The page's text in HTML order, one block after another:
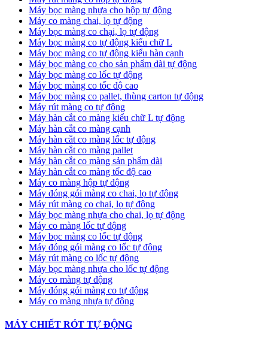
Máy bọc màng nhựa cho hộp tự động
Máy co màng chai, lọ tự động
Máy bọc màng co chại, lọ tự động
Máy bọc màng co tự động kiểu chữ L
Máy bọc màng co tự động kiểu hàn cạnh
Máy bọc màng co cho sản phẩm dài tự động
Máy bọc màng co lốc tự động
​Máy bọc màng co tốc độ cao
Máy bọc màng co pallet, thùng carton tự động
​Máy rút màng co tự động
​Máy hàn cắt co màng kiểu chữ L tự động
​Máy hàn cắt co màng cạnh
​Máy hàn cắt co màng lốc tự động
​Máy hàn cắt co màng pallet
​Máy hàn cắt co màng sản phẩm dài
​Máy hàn cắt co màng tốc độ cao
Máy co màng hộp tự động
Máy đóng gói màng co chai, lọ tự động
Máy rút màng co chai, lọ tự động
Máy bọc màng nhựa cho chai, lọ tự động
Máy co màng lốc tự động
Máy bọc màng co lốc tự động
Máy đóng gói màng co lốc tự động
Máy rút màng co lốc tự động
Máy bọc màng nhựa cho lốc tự động
Máy co màng tự động
Máy đóng gói màng co tự động
Máy co màng nhựa tự động
MÁY CHIẾT RÓT TỰ ĐỘNG